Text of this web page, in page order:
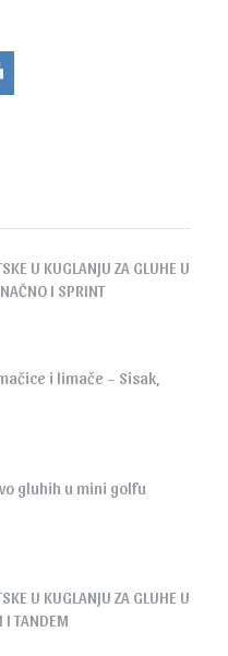
U KUGLANJU ZA GLUHE U
I SPRINT
i limače – Sisak,
gluhih u mini golfu
U KUGLANJU ZA GLUHE U
I TANDEM